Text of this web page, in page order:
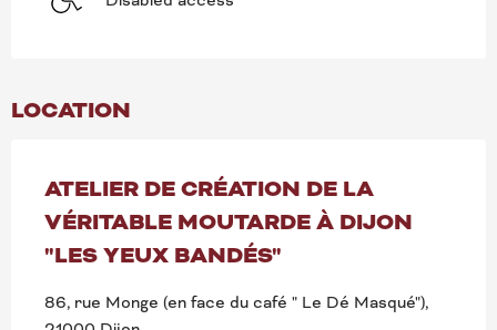
LOCATION
ATELIER DE CRÉATION DE LA
VÉRITABLE MOUTARDE À DIJON
"LES YEUX BANDÉS"
86, rue Monge (en face du café " Le Dé Masqué"),